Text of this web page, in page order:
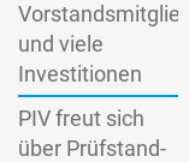
und viele
Investitionen
PIV freut sich
über Prüfstand-